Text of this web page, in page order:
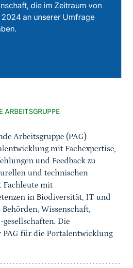
die im Zeitraum von
an unserer Umfrage
ARBEITSGRUPPE
Arbeitsgruppe (PAG)
mit Fachexpertise,
und Feedback zu
und technischen
Fachleute mit
in Biodiversität, IT und
Wissenschaft,
Die
PAG für die Portalentwicklung